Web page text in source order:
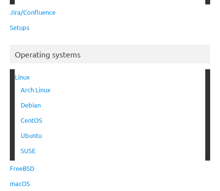
Jira/Confluence
Setups
Operating systems
Linux
Arch Linux
Debian
CentOS
Ubuntu
SUSE
FreeBSD
macOS